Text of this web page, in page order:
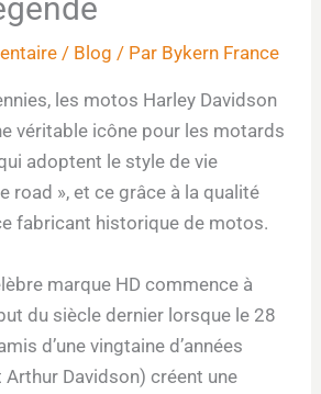
/ Blog / Par Bykern France
les motos Harley Davidson
véritable icône pour les motards
adoptent le style de vie
road », et ce grâce à la qualité
fabricant historique de motos.
marque HD commence à
du siècle dernier lorsque le 28
d’une vingtaine d’années
Arthur Davidson) créent une